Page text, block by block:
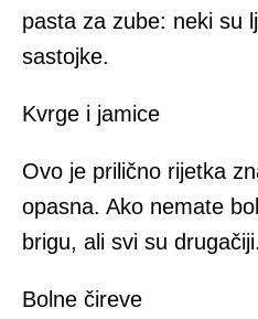
pasta za zube: neki su
sastojke.
Kvrge i jamice
Ovo je prilično rijetka
opasna. Ako nemate
brigu, ali svi su drugačiji.
Bolne čireve